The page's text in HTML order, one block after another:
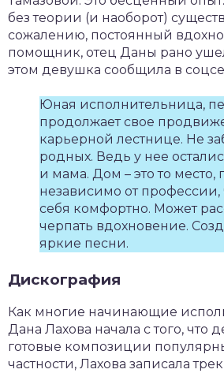
без теории (и наоборот)
сожалению, постоянный
помощник, отец Даны рано
этом девушка сообщила в
Юная исполнительница,
продолжает свое
карьерной лестнице. Не
родных. Ведь у нее
и мама. Дом – это то место,
независимо от профессии,
себя комфортно. Может
черпать вдохновение.
яркие песни.
Дискография
Как многие начинающие
Дана Лахова начала с того, что
готовые композиции
частности, Лахова записала